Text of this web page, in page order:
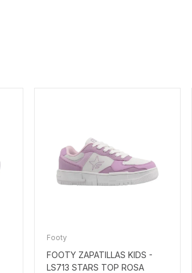
Footy
FOOTY ZAPATILLAS KIDS -
LS713 STARS TOP ROSA